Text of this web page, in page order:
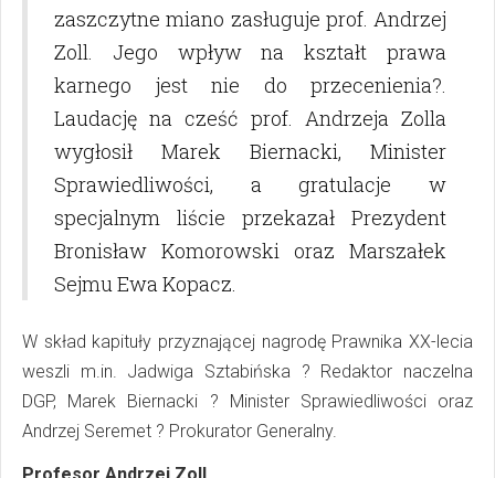
zaszczytne miano zasługuje prof. Andrzej
Zoll. Jego wpływ na kształt prawa
karnego jest nie do przecenienia?.
Laudację na cześć prof. Andrzeja Zolla
wygłosił Marek Biernacki, Minister
Sprawiedliwości, a gratulacje w
specjalnym liście przekazał Prezydent
Bronisław Komorowski oraz Marszałek
Sejmu Ewa Kopacz.
W skład kapituły przyznającej nagrodę Prawnika XX-lecia
weszli m.in. Jadwiga Sztabińska ? Redaktor naczelna
DGP, Marek Biernacki ? Minister Sprawiedliwości oraz
Andrzej Seremet ? Prokurator Generalny.